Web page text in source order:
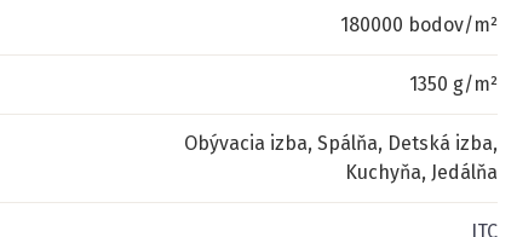
180000 bodov/m²
1350 g/m²
Obývacia izba, Spálňa, Detská izba,
Kuchyňa, Jedálňa
ITC